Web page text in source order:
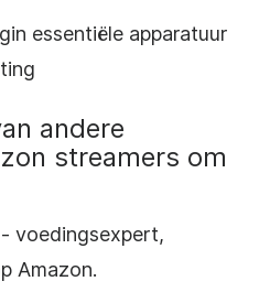
essentiële apparatuur
andere
streamers om
- voedingsexpert,
Amazon.